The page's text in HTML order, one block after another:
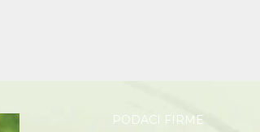
PODACI FIRME